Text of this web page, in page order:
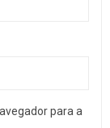
para a